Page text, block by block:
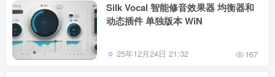
Silk Vocal 智能修音效果器 均衡器和
动态插件 单独版本 WiN
25年12月24日 21:32 167